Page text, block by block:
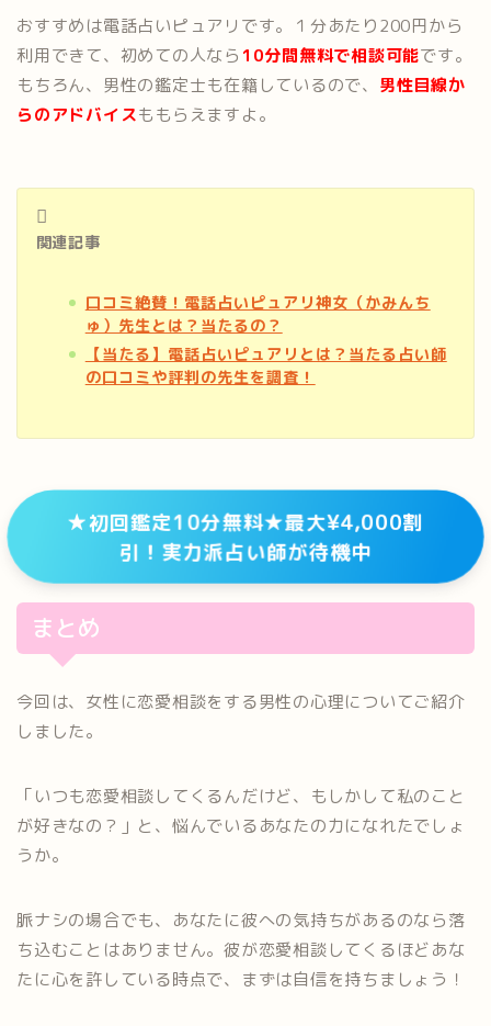
おすすめは電話占いピュアリです。１分あたり200円から
利用できて、初めての人なら 10分間無料で相談可能です。
もちろん、男性の鑑定士も在籍しているので、 男性目線か
らのアドバイスももらえますよ。
関連記事
口コミ絶賛！電話占いピュアリ神女（かみんち
ゅ）先生とは？当たるの？
【当たる】電話占いピュアリとは？当たる占い師
の口コミや評判の先生を調査！
★初回鑑定10分無料★最大¥4,000割
引！実力派占い師が待機中
まとめ
今回は、女性に恋愛相談をする男性の心理についてご紹介
しました。
「いつも恋愛相談してくるんだけど、もしかして私のこと
が好きなの？」と、悩んでいるあなたの力になれたでしょ
うか。
脈ナシの場合でも、あなたに彼への気持ちがあるのなら落
ち込むことはありません。彼が恋愛相談してくるほどあな
たに心を許している時点で、まずは自信を持ちましょう！